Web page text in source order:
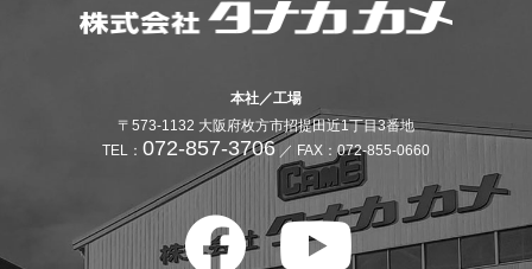
本社／工場
〒573-1132 大阪府枚方市招提田近1丁目3番地
TEL： 072-857-3706／ FAX：072-855-0660